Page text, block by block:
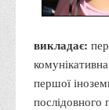
Чому варто
Етапи
Перелік
Перелік
викладає:
першої
послідовного